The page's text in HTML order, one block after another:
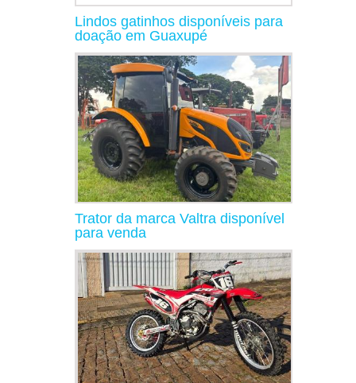
Lindos gatinhos disponíveis para
doação em Guaxupé
Trator da marca Valtra disponível
para venda